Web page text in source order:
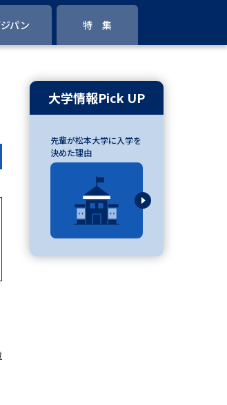
大学検索
ルパンフレット
パン 特 集
大学情報Pick UP
先輩が松本大学に入学を
決めた理由